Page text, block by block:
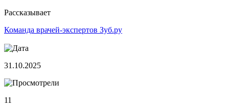
Рассказывает
Команда врачей-экспертов Зуб.ру
31.10.2025
11